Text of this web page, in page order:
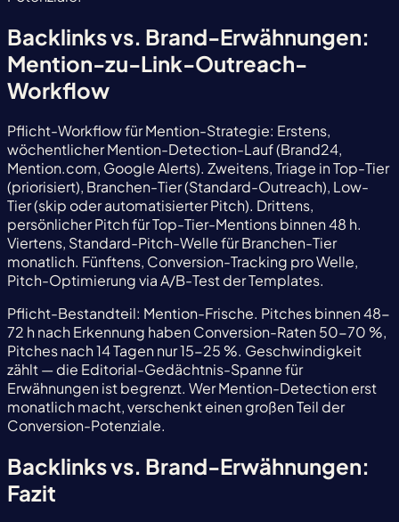
Backlinks vs. Brand-Erwähnungen:
Mention-zu-Link-Outreach-
Workflow
Pflicht-Workflow für Mention-Strategie: Erstens,
wöchentlicher Mention-Detection-Lauf (Brand24,
Mention.com, Google Alerts). Zweitens, Triage in Top-Tier
(priorisiert), Branchen-Tier (Standard-Outreach), Low-
Tier (skip oder automatisierter Pitch). Drittens,
persönlicher Pitch für Top-Tier-Mentions binnen 48 h.
Viertens, Standard-Pitch-Welle für Branchen-Tier
monatlich. Fünftens, Conversion-Tracking pro Welle,
Pitch-Optimierung via A/B-Test der Templates.
Pflicht-Bestandteil: Mention-Frische. Pitches binnen 48-
72 h nach Erkennung haben Conversion-Raten 50-70 %,
Pitches nach 14 Tagen nur 15-25 %. Geschwindigkeit
zählt — die Editorial-Gedächtnis-Spanne für
Erwähnungen ist begrenzt. Wer Mention-Detection erst
monatlich macht, verschenkt einen großen Teil der
Conversion-Potenziale.
Backlinks vs. Brand-Erwähnungen:
Fazit